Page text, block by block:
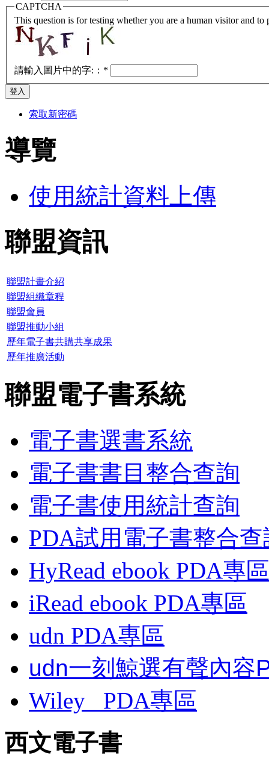
CAPTCHA
This question is for testing whether you are a human visitor and to
請輸入圖片中的字:： *
索取新密碼
導覽
使用統計資料上傳
聯盟資訊
聯盟計畫介紹
聯盟組織章程
聯盟會員
聯盟推動小組
歷年電子書共購共享成果
歷年推廣活動
聯盟電子書系統
電子書選書系統
電子書書目整合查詢
電子書使用統計查詢
PDA試用電子書整合查
HyRead ebook PDA專區
iRead ebook PDA專區
udn PDA專區
udn一刻鯨選有聲內容
Wiley
PDA專區
西文電子書